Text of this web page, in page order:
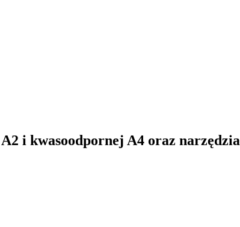
i kwasoodpornej A4 oraz narzędzia